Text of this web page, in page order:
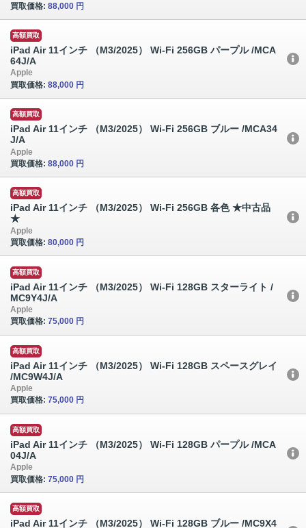
買取価格: 88,000 円
高額買取
iPad Air 11インチ （M3/2025） Wi-Fi 256GB パープル /MCA
64J/A
Apple
買取価格: 88,000 円
高額買取
iPad Air 11インチ （M3/2025） Wi-Fi 256GB ブルー /MCA34
J/A
Apple
買取価格: 88,000 円
高額買取
iPad Air 11インチ （M3/2025） Wi-Fi 256GB 各色 ★中古品
★
Apple
買取価格: 80,000 円
高額買取
iPad Air 11インチ （M3/2025） Wi-Fi 128GB スターライト /
MC9Y4J/A
Apple
買取価格: 75,000 円
高額買取
iPad Air 11インチ （M3/2025） Wi-Fi 128GB スペースグレイ
/MC9W4J/A
Apple
買取価格: 75,000 円
高額買取
iPad Air 11インチ （M3/2025） Wi-Fi 128GB パープル /MCA
04J/A
Apple
買取価格: 75,000 円
高額買取
iPad Air 11インチ （M3/2025） Wi-Fi 128GB ブルー /MC9X4